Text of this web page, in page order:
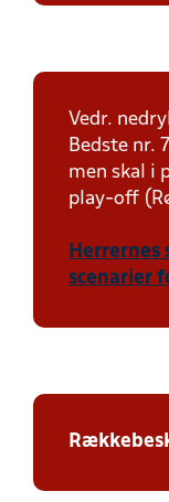
Vedr.
Bedste nr.
men skal i
play-off
Herrernes
scenarier